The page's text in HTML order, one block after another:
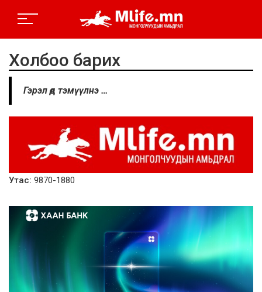
Холбоо барих
Гэрэл өөд тэмүүлнэ …
Утас: 9870-1880